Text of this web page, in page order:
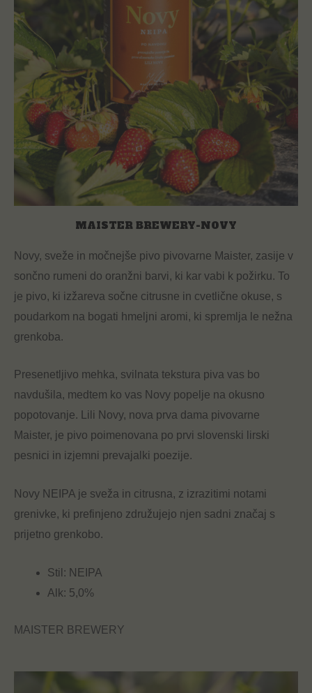
MAISTER BREWERY-NOVY
Novy, sveže in močnejše pivo pivovarne Maister, zasije v
sončno rumeni do oranžni barvi, ki kar vabi k požirku. To
je pivo, ki izžareva sočne citrusne in cvetlične okuse, s
poudarkom na bogati hmeljni aromi, ki spremlja le nežna
grenkoba.
Presenetljivo mehka, svilnata tekstura piva vas bo
navdušila, medtem ko vas Novy popelje na okusno
popotovanje. Lili Novy, nova prva dama pivovarne
Maister, je pivo poimenovana po prvi slovenski lirski
pesnici in izjemni prevajalki poezije.
Novy NEIPA je sveža in citrusna, z izrazitimi notami
grenivke, ki prefinjeno združujejo njen sadni značaj s
prijetno grenkobo.
Stil: NEIPA
Alk: 5,0%
MAISTER BREWERY